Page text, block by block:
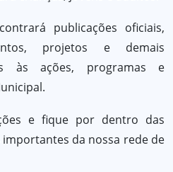
publicações oficiais,
projetos e demais
às ações, programas e
e fique por dentro das
da nossa rede de